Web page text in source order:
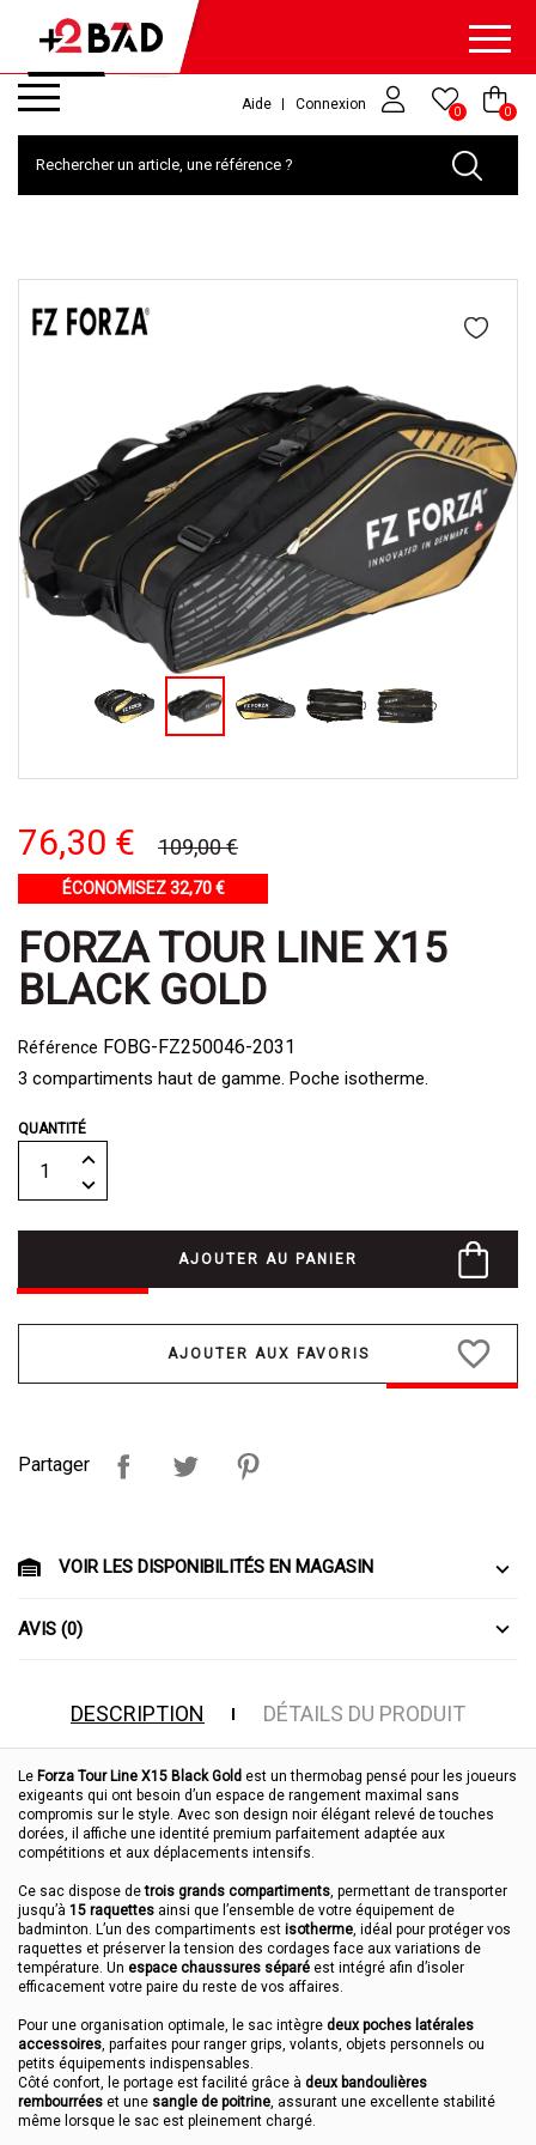
Aide Connexion 0 0
76,30 € 109,00 €
ÉCONOMISEZ 32,70 €
FORZA TOUR LINE X15
BLACK GOLD
Référence FOBG-FZ250046-2031
3 compartiments haut de gamme. Poche isotherme.
QUANTITÉ
AJOUTER AU PANIER
favorite_border
Partager
VOIR LES DISPONIBILITÉS EN MAGASIN
AVIS (0)
DESCRIPTION DÉTAILS DU PRODUIT
Le Forza Tour Line X15 Black Gold est un thermobag pensé pour les joueurs
exigeants qui ont besoin d’un espace de rangement maximal sans
compromis sur le style. Avec son design noir élégant relevé de touches
dorées, il affiche une identité premium parfaitement adaptée aux
compétitions et aux déplacements intensifs.
Ce sac dispose detrois grands compartiments, permettant de transporter
jusqu’à 15 raquettes ainsi que l’ensemble de votre équipement de
badminton. L’un des compartiments est isotherme, idéal pour protéger vos
raquettes et préserver la tension des cordages face aux variations de
température. Un espace chaussures séparé est intégré afin d’isoler
efficacement votre paire du reste de vos affaires.
Pour une organisation optimale, le sac intègre deux poches latérales
accessoires, parfaites pour ranger grips, volants, objets personnels ou
petits équipements indispensables.
Côté confort, le portage est facilité grâce à deux bandoulières
rembourrées et une sangle de poitrine, assurant une excellente stabilité
même lorsque le sac est pleinement chargé.